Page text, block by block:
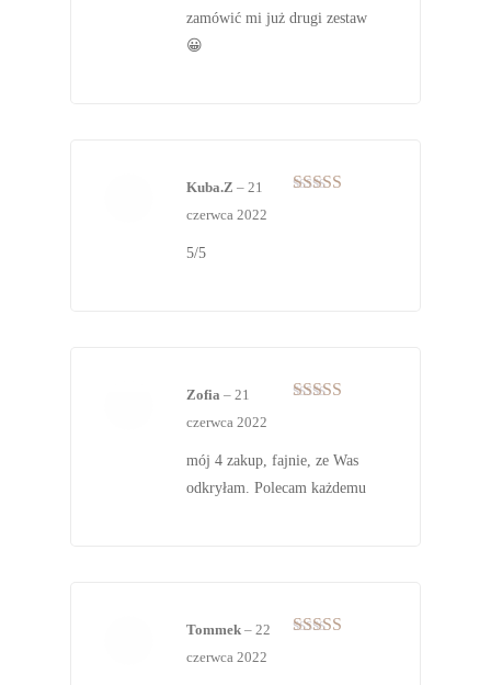
zamówić mi już drugi zestaw
😀
Kuba.Z – 21
czerwca 2022
5/5
Zofia – 21
czerwca 2022
mój 4 zakup, fajnie, ze Was
odkryłam. Polecam każdemu
Tommek – 22
czerwca 2022